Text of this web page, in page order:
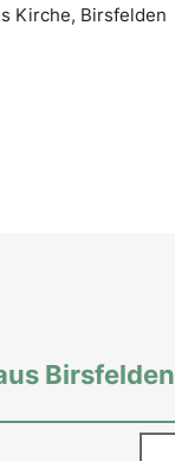
Kirche, Birsfelden
Birsfelden